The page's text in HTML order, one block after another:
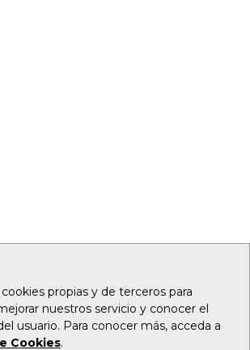
propias y de terceros para
nuestros servicio y conocer el
usuario. Para conocer más, acceda a
Cookies.